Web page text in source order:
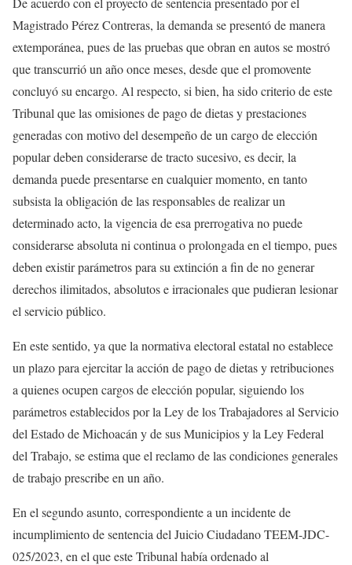
Magistrado Pérez Contreras, la demanda se presentó de manera
extemporánea, pues de las pruebas que obran en autos se mostró
que transcurrió un año once meses, desde que el promovente
concluyó su encargo. Al respecto, si bien, ha sido criterio de este
Tribunal que las omisiones de pago de dietas y prestaciones
generadas con motivo del desempeño de un cargo de elección
popular deben considerarse de tracto sucesivo, es decir, la
demanda puede presentarse en cualquier momento, en tanto
subsista la obligación de las responsables de realizar un
determinado acto, la vigencia de esa prerrogativa no puede
considerarse absoluta ni continua o prolongada en el tiempo, pues
deben existir parámetros para su extinción a fin de no generar
derechos ilimitados, absolutos e irracionales que pudieran lesionar
el servicio público.
En este sentido, ya que la normativa electoral estatal no establece
un plazo para ejercitar la acción de pago de dietas y retribuciones
a quienes ocupen cargos de elección popular, siguiendo los
parámetros establecidos por la Ley de los Trabajadores al Servicio
del Estado de Michoacán y de sus Municipios y la Ley Federal
del Trabajo, se estima que el reclamo de las condiciones generales
de trabajo prescribe en un año.
En el segundo asunto, correspondiente a un incidente de
incumplimiento de sentencia del Juicio Ciudadano TEEM-JDC-
025/2023, en el que este Tribunal había ordenado al